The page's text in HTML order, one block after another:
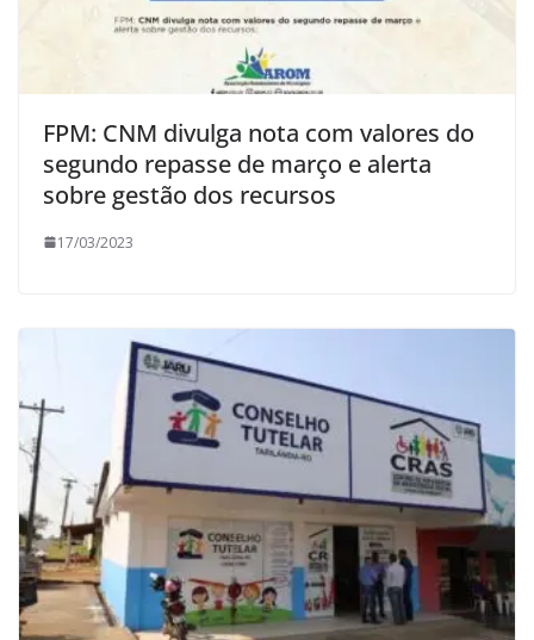
FPM: CNM divulga nota com valores do
segundo repasse de março e alerta
sobre gestão dos recursos
17/03/2023